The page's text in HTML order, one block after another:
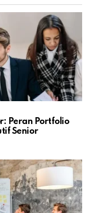
Peran Portfolio
Senior